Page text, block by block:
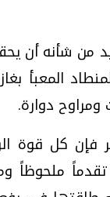
من شأنه أن
المعبأ
دوارة.
فإن كل قوة
تقدماً ملحوظاً